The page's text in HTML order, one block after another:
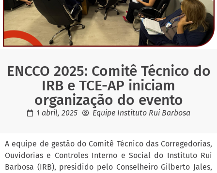
ENCCO 2025: Comitê Técnico do
IRB e TCE-AP iniciam
organização do evento
1 abril, 2025 Equipe Instituto Rui Barbosa
A equipe de gestão do Comitê Técnico das Corregedorias,
Ouvidorias e Controles Interno e Social do Instituto Rui
Barbosa (IRB), presidido pelo Conselheiro Gilberto Jales,